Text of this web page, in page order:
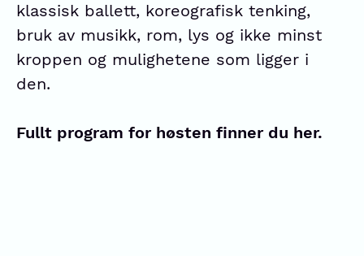
klassisk ballett, koreografisk tenking,
bruk av musikk, rom, lys og ikke minst
kroppen og mulighetene som ligger i
den.
Fullt program for høsten finner du her.